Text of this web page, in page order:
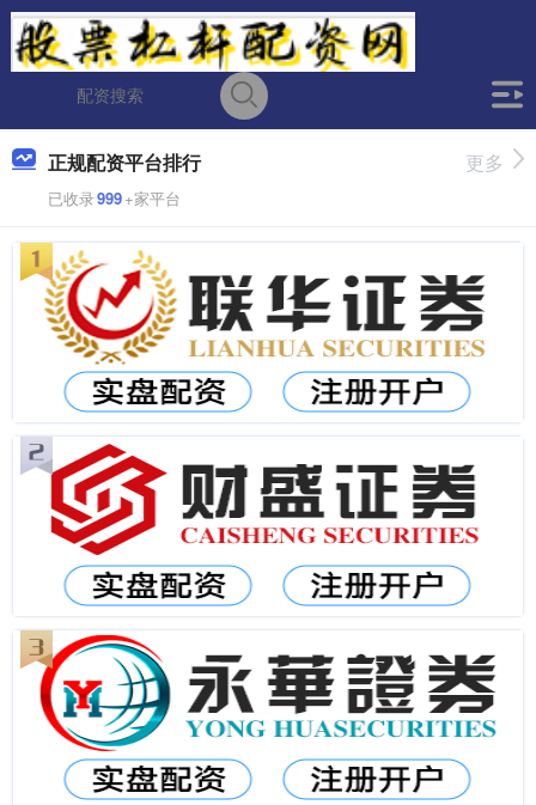
正规配资平台排行
已收录999+家平台
更多